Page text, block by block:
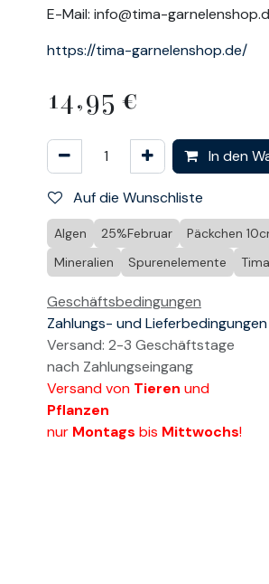
E-Mail: info@tima-
https://tima-garnelenshop.de/
14,95 €
In den
Auf die Wunschliste
Algen 25%Februar Päckchen
Mineralien
Spurenelemente Tima
Geschäftsbedingungen
Zahlungs- und Lieferbedingungen
Versand: 2-3 Geschäftstage
nach Zahlungseingang
Versand von Tieren und
Pflanzen
nur Montags bis Mittwochs!